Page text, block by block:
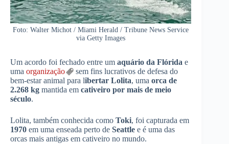
Foto: Walter Michot / Miami Herald / Tribune News Service
via Getty Images
Um acordo foi fechado entre um aquário da Flórida e
uma organização
sem fins lucrativos de defesa do
bem-estar animal para libertar Lolita, uma orca de
2.268 kg mantida em cativeiro por mais de meio
século.
Lolita, também conhecida como Toki, foi capturada em
1970 em uma enseada perto de Seattle e é uma das
orcas mais antigas em cativeiro no mundo.